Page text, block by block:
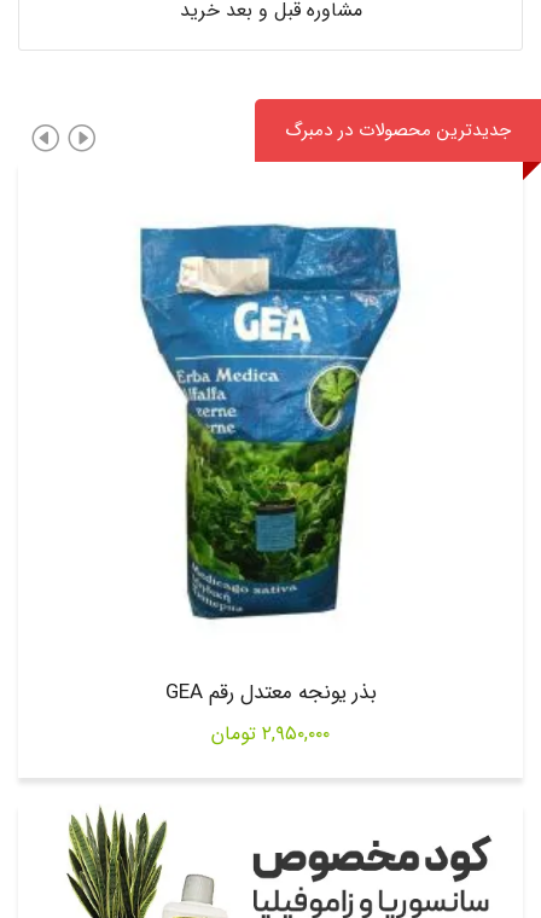
مشاوره قبل و بعد خرید
جدیدترین محصولات در دمبرگ
بذر یونجه معتدل رقم GEA
۲,۹۵۰,۰۰۰ تومان